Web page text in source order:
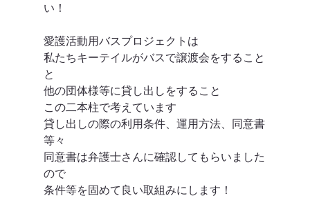
い！
愛護活動用バスプロジェクトは
私たちキーテイルがバスで譲渡会をすること
と
他の団体様等に貸し出しをすること
この二本柱で考えています
貸し出しの際の利用条件、運用方法、同意書
等々
同意書は弁護士さんに確認してもらいました
ので
条件等を固めて良い取組みにします！